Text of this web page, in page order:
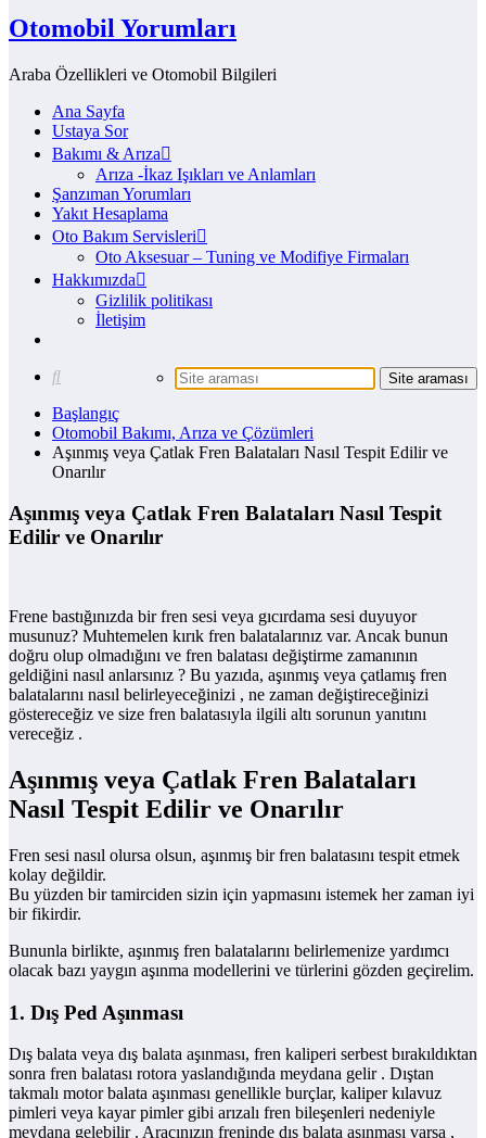
Otomobil Yorumları
Araba Özellikleri ve Otomobil Bilgileri
Ana Sayfa
Ustaya Sor
Bakımı & Arıza
Arıza -İkaz Işıkları ve Anlamları
Şanzıman Yorumları
Yakıt Hesaplama
Oto Bakım Servisleri
Oto Aksesuar – Tuning ve Modifiye Firmaları
Hakkımızda
Gizlilik politikası
İletişim
Başlangıç
Otomobil Bakımı, Arıza ve Çözümleri
Aşınmış veya Çatlak Fren Balataları Nasıl Tespit Edilir ve
Onarılır
Aşınmış veya Çatlak Fren Balataları Nasıl Tespit
Edilir ve Onarılır
Frene bastığınızda bir fren sesi veya gıcırdama sesi duyuyor
musunuz? Muhtemelen kırık fren balatalarınız var. Ancak bunun
doğru olup olmadığını ve fren balatası değiştirme zamanının
geldiğini nasıl anlarsınız ? Bu yazıda, aşınmış veya çatlamış fren
balatalarını nasıl belirleyeceğinizi , ne zaman değiştireceğinizi
göstereceğiz ve size fren balatasıyla ilgili altı sorunun yanıtını
vereceğiz .
Aşınmış veya Çatlak Fren Balataları
Nasıl Tespit Edilir ve Onarılır
Fren sesi nasıl olursa olsun, aşınmış bir fren balatasını tespit etmek
kolay değildir.
Bu yüzden bir tamirciden sizin için yapmasını istemek her zaman iyi
bir fikirdir.
Bununla birlikte, aşınmış fren balatalarını belirlemenize yardımcı
olacak bazı yaygın aşınma modellerini ve türlerini gözden geçirelim.
1. Dış Ped Aşınması
Dış balata veya dış balata aşınması, fren kaliperi serbest bırakıldıktan
sonra fren balatası rotora yaslandığında meydana gelir . Dıştan
takmalı motor balata aşınması genellikle burçlar, kaliper kılavuz
pimleri veya kayar pimler gibi arızalı fren bileşenleri nedeniyle
meydana gelebilir . Aracınızın freninde dış balata aşınması varsa ,